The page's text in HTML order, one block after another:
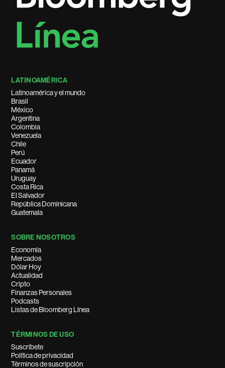
LATINOAMÉRICA
Latinoamérica y el mundo
Brasil
México
Argentina
Colombia
Venezuela
Chile
Perú
Ecuador
Panamá
Uruguay
Costa Rica
El Salvador
República Dominicana
Guatemala
SOBRE NOSOTROS
Economía
Mercados
Dólar Hoy
Actualidad
Cripto
Finanzas Personales
Podcasts
Listas de Bloomberg Línea
TÉRMINOS DE USO
Suscríbete
Política de privacidad
Términos de suscripción